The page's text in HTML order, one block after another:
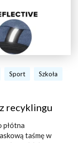
Sport
Szkoła
recyklingu
płótna
taśmę w